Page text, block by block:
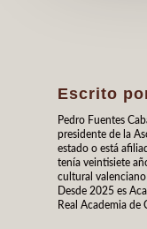
Escrito
Pedro Fuentes
presidente de la
estado o está
tenía veintisiete
cultural
Desde 2025 es
Real Academia de